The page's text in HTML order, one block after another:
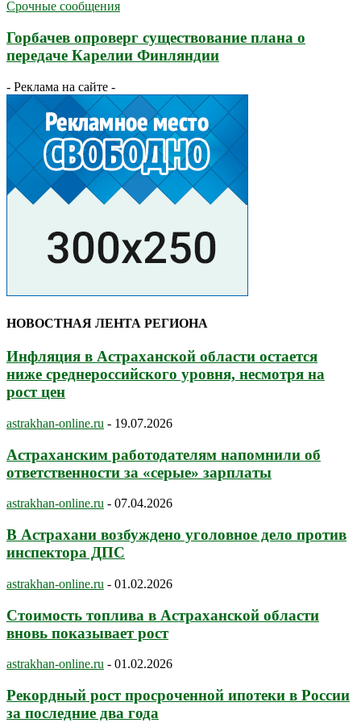
Срочные сообщения
Горбачев опроверг существование плана о
передаче Карелии Финляндии
- Реклама на сайте -
НОВОСТНАЯ ЛЕНТА РЕГИОНА
Инфляция в Астраханской области остается
ниже среднероссийского уровня, несмотря на
рост цен
astrakhan-online.ru - 19.07.2026
Астраханским работодателям напомнили об
ответственности за «серые» зарплаты
astrakhan-online.ru - 07.04.2026
В Астрахани возбуждено уголовное дело против
инспектора ДПС
astrakhan-online.ru - 01.02.2026
Стоимость топлива в Астраханской области
вновь показывает рост
astrakhan-online.ru - 01.02.2026
Рекордный рост просроченной ипотеки в России
за последние два года